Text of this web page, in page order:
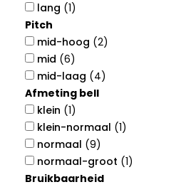
lang (1)
Pitch
mid-hoog (2)
mid (6)
mid-laag (4)
Afmeting bell
klein (1)
klein-normaal (1)
normaal (9)
normaal-groot (1)
Bruikbaarheid